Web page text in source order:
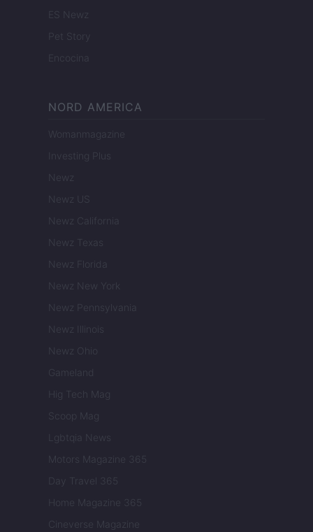
ES Newz
Pet Story
Encocina
NORD AMERICA
Womanmagazine
Investing Plus
Newz
Newz US
Newz California
Newz Texas
Newz Florida
Newz New York
Newz Pennsylvania
Newz Illinois
Newz Ohio
Gameland
Hig Tech Mag
Scoop Mag
Lgbtqia News
Motors Magazine 365
Day Travel 365
Home Magazine 365
Cineverse Magazine